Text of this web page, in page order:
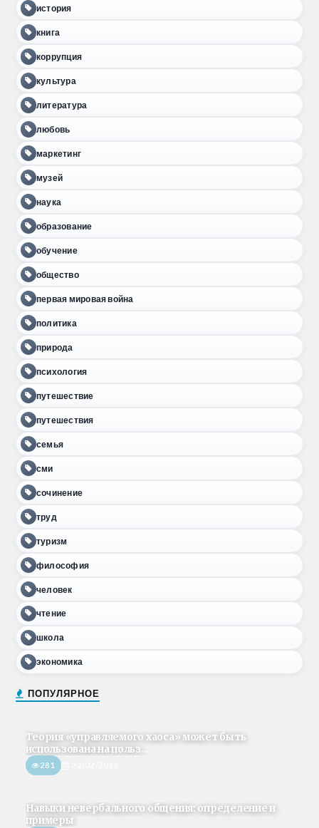
история
книга
коррупция
культура
литература
любовь
маркетинг
музей
наука
образование
обучение
общество
первая мировая война
политика
природа
психология
путешествие
путешествия
семья
сми
сочинение
труд
туризм
философия
человек
чтение
школа
экономика
ПОПУЛЯРНОЕ
Теория «управляемого хаоса» может быть
использована на польз...
281
Навыки невербального общения: определение и
примеры